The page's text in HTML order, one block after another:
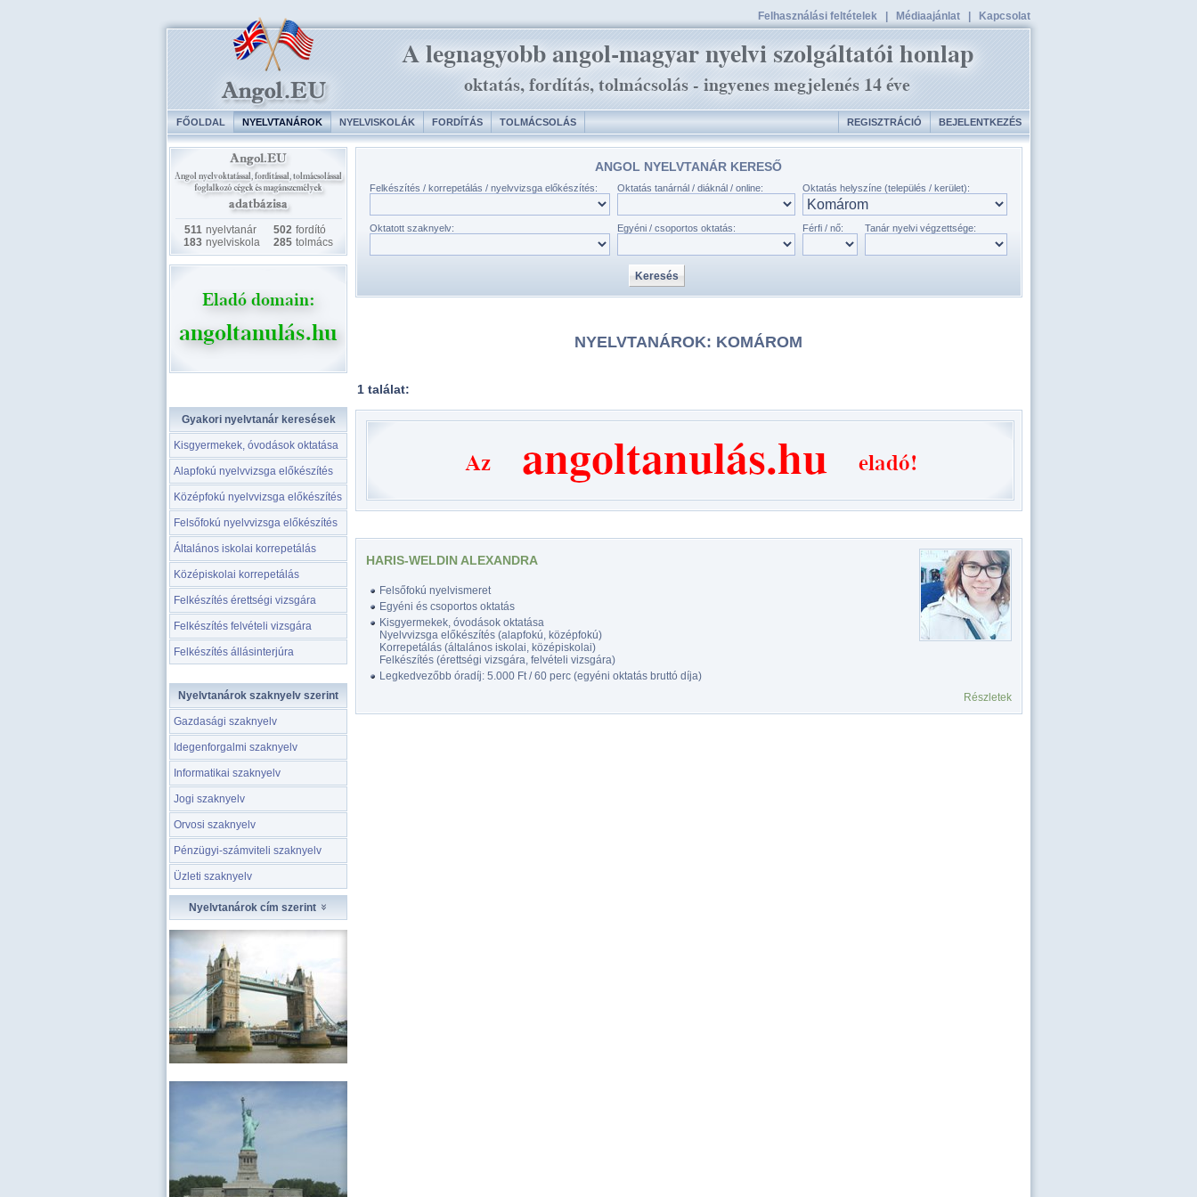
Felhasználási feltételek Médiaajánlat Kapcsolat
FŐOLDAL NYELVTANÁROK NYELVISKOLÁK FORDÍTÁS TOLMÁCSOLÁS REGISZTRÁCIÓ BEJELENTKEZÉS
511 nyelvtanár 502 fordító
183 nyelviskola 285 tolmács
Gyakori nyelvtanár keresések
Kisgyermekek, óvodások oktatása
Alapfokú nyelvvizsga előkészítés
Középfokú nyelvvizsga előkészítés
Felsőfokú nyelvvizsga előkészítés
Általános iskolai korrepetálás
Középiskolai korrepetálás
Felkészítés érettségi vizsgára
Felkészítés felvételi vizsgára
Felkészítés állásinterjúra
Nyelvtanárok szaknyelv szerint
Gazdasági szaknyelv
Idegenforgalmi szaknyelv
Informatikai szaknyelv
Jogi szaknyelv
Orvosi szaknyelv
Pénzügyi-számviteli szaknyelv
Üzleti szaknyelv
Nyelvtanárok cím szerint
ANGOL NYELVTANÁR KERESŐ
Felkészítés / korrepetálás / nyelvvizsga előkészítés: Oktatás tanárnál / diáknál / online: Oktatás helyszíne (település / kerület):
Oktatott szaknyelv: Egyéni / csoportos oktatás: Férfi / nő: Tanár nyelvi végzettsége:
NYELVTANÁROK: KOMÁROM
1 találat:
HARIS-WELDIN ALEXANDRA
Felsőfokú nyelvismeret
Egyéni és csoportos oktatás
Kisgyermekek, óvodások oktatása
Nyelvvizsga előkészítés (alapfokú, középfokú)
Korrepetálás (általános iskolai, középiskolai)
Felkészítés (érettségi vizsgára, felvételi vizsgára)
Legkedvezőbb óradíj: 5.000 Ft / 60 perc (egyéni oktatás bruttó díja)
Részletek